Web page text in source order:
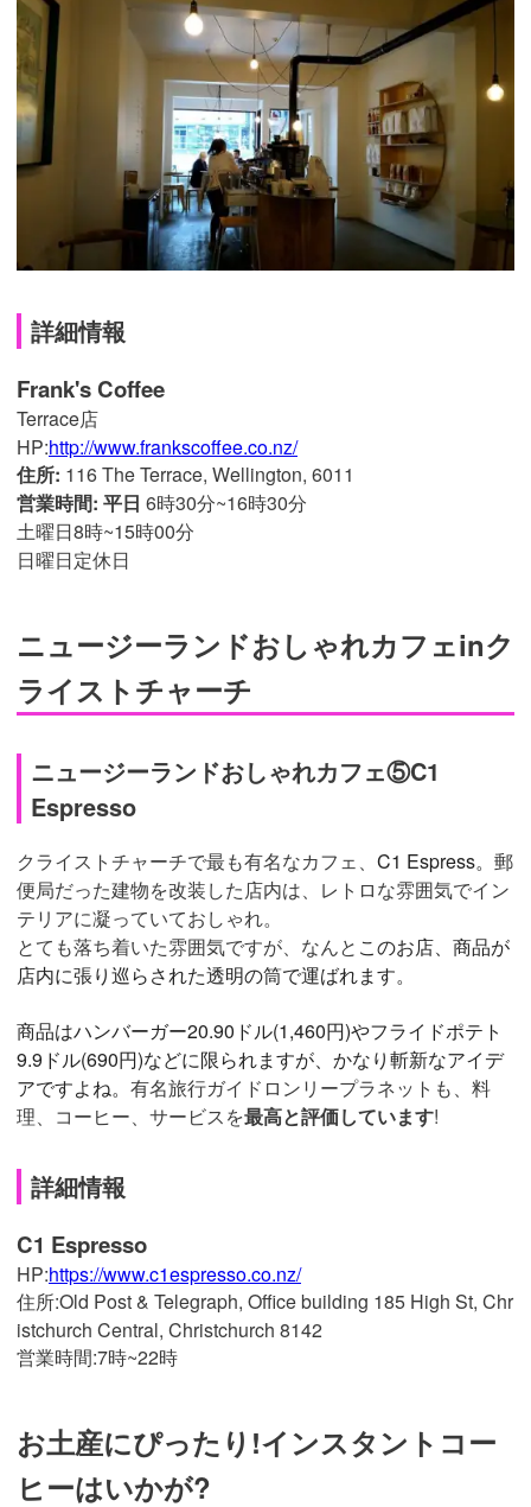
詳細情報
Frank's Coffee
Terrace店
HP:http://www.frankscoffee.co.nz/
住所: 116 The Terrace, Wellington, 6011
営業時間: 平日 6時30分~16時30分
土曜日8時~15時00分
日曜日定休日
ニュージーランドおしゃれカフェinク
ライストチャーチ
ニュージーランドおしゃれカフェ⑤C1
Espresso
クライストチャーチで最も有名なカフェ、 C1 Espress。 郵
便局だった建物を改装した店内は、レトロな雰囲気でイン
テリアに凝っていておしゃれ。
とても落ち着いた雰囲気ですが、なんと このお店、商品が
店内に張り巡らされた透明の筒で運ばれます。
商品はハンバーガー20.90ドル(1,460円)やフライドポテト
9.9ドル(690円)などに限られますが、かなり斬新なアイデ
アですよね。 有名旅行ガイドロンリープラネットも、 料
理、 コーヒー、サービスを最高と評価しています!
詳細情報
C1 Espresso
HP:https://www.c1espresso.co.nz/
住所:Old Post & Telegraph, Office building 185 High St, Chr
istchurch Central, Christchurch 8142
営業時間:7時~22時
お土産にぴったり!インスタントコー
ヒーはいかが?